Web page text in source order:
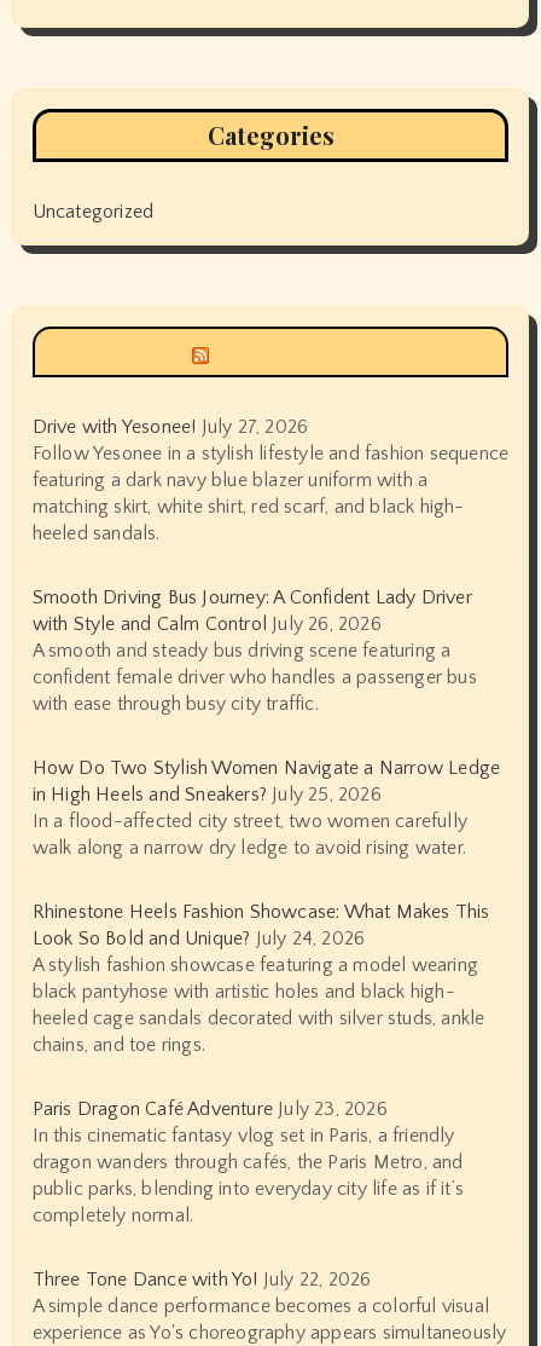
Categories
Uncategorized
Drive with Yesonee! July 27, 2026
Follow Yesonee in a stylish lifestyle and fashion sequence
featuring a dark navy blue blazer uniform with a
matching skirt, white shirt, red scarf, and black high-
heeled sandals.
Smooth Driving Bus Journey: A Confident Lady Driver
with Style and Calm Control July 26, 2026
A smooth and steady bus driving scene featuring a
confident female driver who handles a passenger bus
with ease through busy city traffic.
How Do Two Stylish Women Navigate a Narrow Ledge
in High Heels and Sneakers? July 25, 2026
In a flood-affected city street, two women carefully
walk along a narrow dry ledge to avoid rising water.
Rhinestone Heels Fashion Showcase: What Makes This
Look So Bold and Unique? July 24, 2026
A stylish fashion showcase featuring a model wearing
black pantyhose with artistic holes and black high-
heeled cage sandals decorated with silver studs, ankle
chains, and toe rings.
Paris Dragon Café Adventure July 23, 2026
In this cinematic fantasy vlog set in Paris, a friendly
dragon wanders through cafés, the Paris Metro, and
public parks, blending into everyday city life as if it’s
completely normal.
Three Tone Dance with Yo! July 22, 2026
A simple dance performance becomes a colorful visual
experience as Yo's choreography appears simultaneously